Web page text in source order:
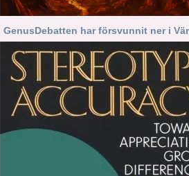
GenusDebatten har försvunnit ner i